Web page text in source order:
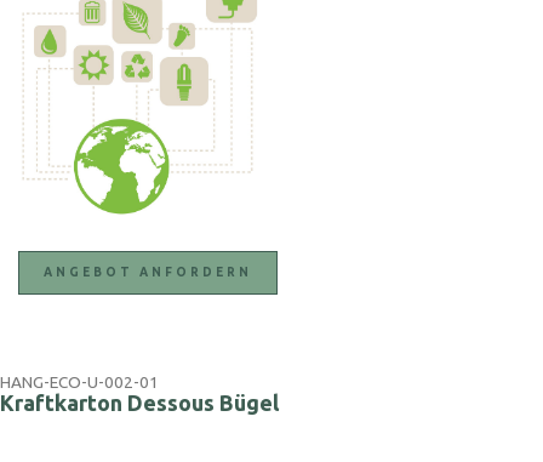
ANGEBOT ANFORDERN
HANG-ECO-U-002-01
Kraftkarton Dessous Bügel